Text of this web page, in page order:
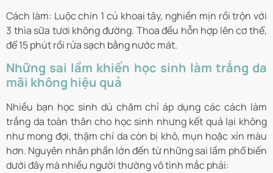
Cách làm: Luộc chín 1 củ khoai tây, nghiền mịn rồi trộn với
3 thìa sữa tươi không đường. Thoa đều hỗn hợp lên cơ thể,
để 15 phút rồi rửa sạch bằng nước mát.
Những sai lầm khiến học sinh làm trắng da
mãi không hiệu quả
Nhiều bạn học sinh dù chăm chỉ áp dụng các cách làm
trắng da toàn thân cho học sinh nhưng kết quả lại không
như mong đợi, thậm chí da còn bị khô, mụn hoặc xỉn màu
hơn. Nguyên nhân phần lớn đến từ những sai lầm phổ biến
dưới đây mà nhiều người thường vô tình mắc phải: